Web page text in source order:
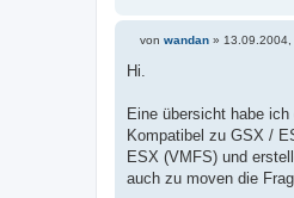
a
g
von wandan »
Hi.
Eine übersicht habe
Kompatibel zu GSX /
ESX (VMFS) und
auch zu moven die